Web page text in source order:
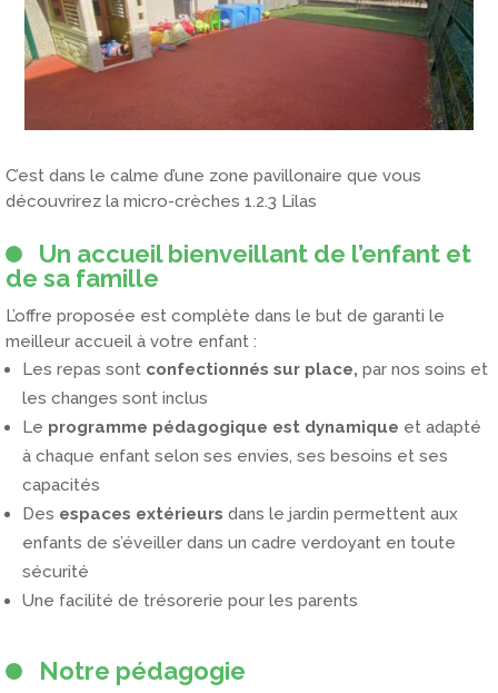
C’est dans le calme d’une zone pavillonaire que vous
découvrirez la micro-crèches 1.2.3 Lilas
Un accueil bienveillant de l’enfant et
de sa famille
L’offre proposée est complète dans le but de garanti le
meilleur accueil à votre enfant :
Les repas sont confectionnés sur place, par nos soins et
les changes sont inclus
Le programme pédagogique est dynamique et adapté
à chaque enfant selon ses envies, ses besoins et ses
capacités
Des espaces extérieurs dans le jardin permettent aux
enfants de s’éveiller dans un cadre verdoyant en toute
sécurité
Une facilité de trésorerie pour les parents
Notre pédagogie